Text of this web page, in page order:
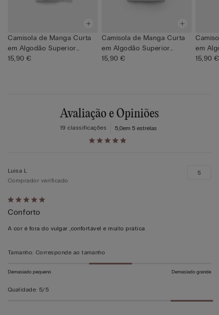
Camisola de Manga Curta
em Algodão Superior
Elásti...
15,90 €
Camisola de Manga Curta
em Algodão Superior
Elásti...
15,90 €
em
Elásti...
15,90 €
Avaliação e Opiniões
5,0em 5 estrelas
19 classificações
Atribuiu
5
em
Luisa L
Comprador verificado
Conforto
A cor é fora do vulgar ,confortável e muito prática
S
Tamanho: Corresponde ao tamanho
Demasiado pequeno Demasiado grande
Qualidade: 5/5